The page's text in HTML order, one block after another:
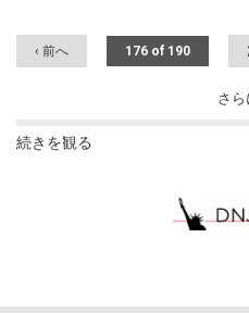
‹ 前へ 176 of 190
さら
続きを観る